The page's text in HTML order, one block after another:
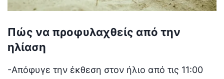
Πώς να προφυλαχθείς από την
ηλίαση
-Απόφυγε την έκθεση στον ήλιο από τις 11:00